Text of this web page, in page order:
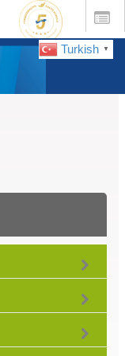
Toggle
global
Turkish ▼